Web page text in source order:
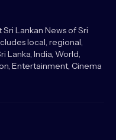
Lankan News of Sri
local, regional,
Lanka, India, World,
Entertainment, Cinema